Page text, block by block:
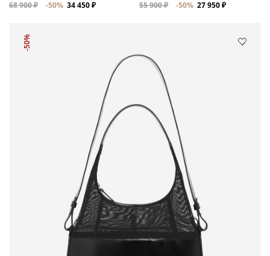
68 900 ₽ -50% 34 450 ₽ 55 900 ₽ -50% 27 950 ₽
-50%